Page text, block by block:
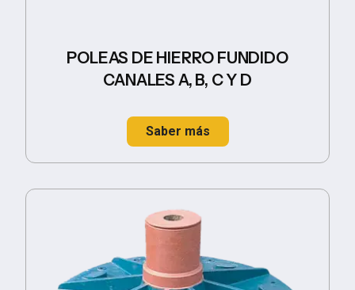
POLEAS DE HIERRO FUNDIDO
CANALES A, B, C Y D
Saber más